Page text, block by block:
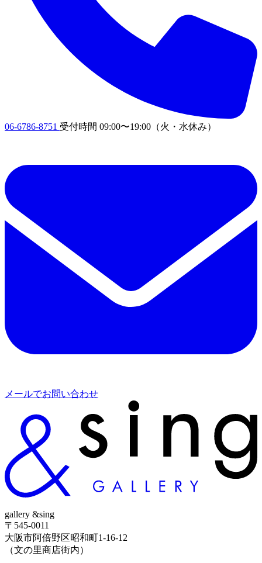
06-6786-8751 受付時間 09:00〜19:00 （火・水休み）
メールでお問い合わせ
gallery &sing
〒545-0011
大阪市阿倍野区昭和町1-16-12
（文の里商店街内）